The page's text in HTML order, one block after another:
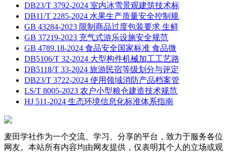
DB23/T 3792-2024 室内冰雪景观建筑技术标
DB11/T 2285-2024 水果生产质量安全控制规
GB 43284-2023 限制商品过度包装要求 生鲜
GB 37219-2023 充气式游乐设施安全规范
GB 4789.18-2024 食品安全国家标准 食品微
DB5106/T 32-2024 大型构件机械加工工艺路
DB5118/T 33-2024 旅游民宿等级划分与评定
DB23/T 3722-2024 使用领域消防产品档案管
LS/T 8005-2023 农户小型粮仓建造技术规范
HJ 511-2024 生态环境信息化标准体系指南
麦田学社作为一个交流、学习、分享的平台，致力于服务各位
网友。本站所有内容均由网友提供，仅表明其个人的立场或观